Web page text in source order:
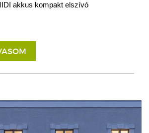
akkus kompakt elszívó